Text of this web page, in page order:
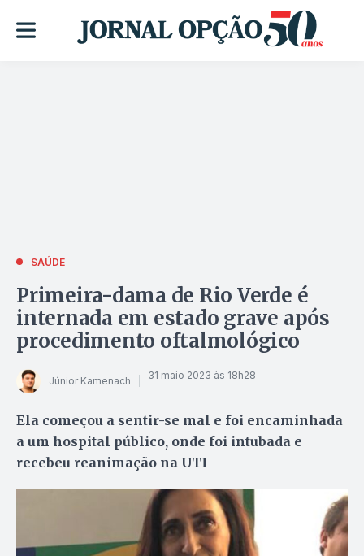
SAÚDE
Primeira-dama de Rio Verde é
internada em estado grave após
procedimento oftalmológico
Júnior Kamenach 31 maio 2023 às 18h28
Ela começou a sentir-se mal e foi encaminhada
a um hospital público, onde foi intubada e
recebeu reanimação na UTI